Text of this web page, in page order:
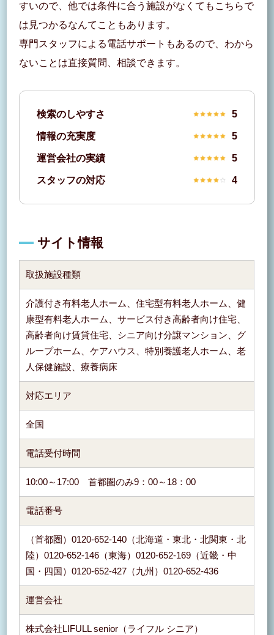
すいので、他では条件に合う施設がなくてもこちらで
は見つかるなんてこともあります。
専門スタッフによる電話サポートもあるので、わから
ないことは直接質問、相談できます。
検索のしやすさ 5
情報の充実度 5
運営会社の実績 5
スタッフの対応 4
サイト情報
取扱施設種類
介護付き有料老人ホーム、住宅型有料老人ホーム、健
康型有料老人ホーム、サービス付き高齢者向け住宅、
高齢者向け賃貸住宅、シニア向け分譲マンション、グ
ループホーム、ケアハウス、特別養護老人ホーム、老
人保健施設、療養病床
対応エリア
全国
電話受付時間
10:00～17:00 首都圏のみ9：00～18：00
電話番号
（首都圏）0120-652-140（北海道・東北・北関東・北
陸）0120-652-146（東海）0120-652-169（近畿・中
国・四国）0120-652-427（九州）0120-652-436
運営会社
株式会社LIFULL senior（ライフル シニア）